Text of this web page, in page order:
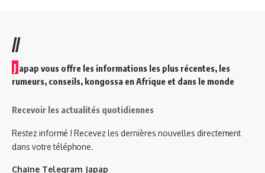
//
J apap vous offre les informations les plus récentes, les
rumeurs, conseils, kongossa en Afrique et dans le monde
Recevoir les actualités quotidiennes
Restez informé ! Recevez les dernières nouvelles directement
dans votre téléphone.
Chaine Telegram Japap